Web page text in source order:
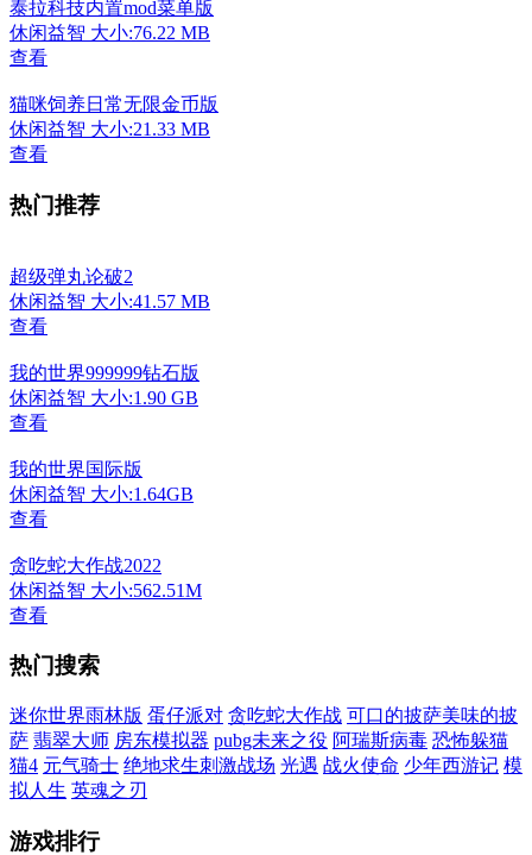
泰拉科技内置mod菜单版
休闲益智 大小:76.22 MB
查看
猫咪饲养日常无限金币版
休闲益智 大小:21.33 MB
查看
热门推荐
超级弹丸论破2
休闲益智 大小:41.57 MB
查看
我的世界999999钻石版
休闲益智 大小:1.90 GB
查看
我的世界国际版
休闲益智 大小:1.64GB
查看
贪吃蛇大作战2022
休闲益智 大小:562.51M
查看
热门搜索
迷你世界雨林版 蛋仔派对 贪吃蛇大作战 可口的披萨美味的披
萨 翡翠大师 房东模拟器 pubg未来之役 阿瑞斯病毒 恐怖躲猫
猫4 元气骑士 绝地求生刺激战场 光遇 战火使命 少年西游记 模
拟人生 英魂之刃
游戏排行